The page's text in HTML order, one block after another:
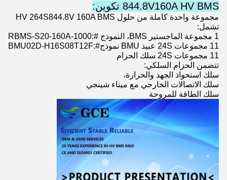
844.8V160A HV BMS تكوين:
مجموعة واحدة كاملة من حلول HV 264S844.8V 160A BMS
تشمل:
1 مجموعة الماجستير BMS، النموذج #:
RBMS-S20-160A-1000
11 مجموعات 24S عبيد BMU نموذج#: BMU02D-H16S08T12F
11 مجموعات 24S سلك الحزام
تتضمن الحزام السلكي:
سلك استحواذ الجهد والحرارة،
سلك الاتصالات الخارجي مع ميناء شينجي
سلك الطاقة للمروحة